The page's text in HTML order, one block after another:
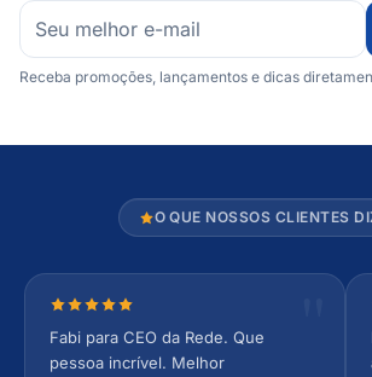
Receba promoções, lançamentos e dicas
O QUE NOSSOS CLIENTES
Nota 5 de 5 estrelas
Fabi para CEO da Rede. Que
pessoa incrível. Melhor